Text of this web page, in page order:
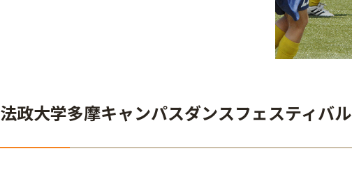
法政大学多摩キャンパスダンスフェスティバル